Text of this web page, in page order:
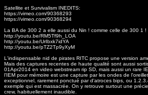
Satellite et Survivalism INEDITS:
https://vimeo.com/90368293
https://vimeo.com/90368294
La BA de 300 2 a elle aussi du Nin ! comme celle de 300 1 !
http://youtu.be/RM5Tf9h_LOA
http://youtu.be/UrIbxk7idYA
http://youtu.be/pTZ2Tp9yXyM
L'indispensable nid de pirates RITC propose une version
Mais des captures recentes de haute qualité sont aussi
01Apr2014 en video webstream rip SD, mais aussi un rare
l'IEM pour mémoire est une capture par les ondes de
exceptionnel, rarement ponctué par d'atroces bips, ou
exemple qui est massacrée. On y retrouve surtout une
crew, habituellement inaudible.